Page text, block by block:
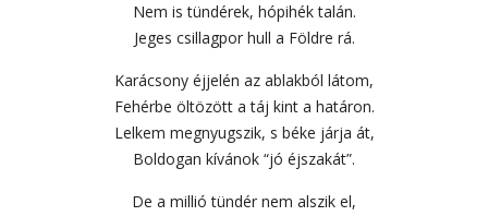
Nem is tündérek, hópihék talán.
Jeges csillagpor hull a Földre rá.
Karácsony éjjelén az ablakból látom,
Fehérbe öltözött a táj kint a határon.
Lelkem megnyugszik, s béke járja át,
Boldogan kívánok “jó éjszakát”.
De a millió tündér nem alszik el,